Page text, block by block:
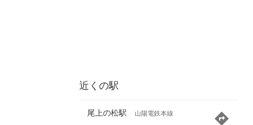
近くの駅
尾上の松駅 山陽電鉄本線